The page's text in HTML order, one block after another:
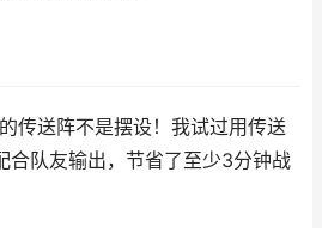
传送阵不是摆设！我试过用传送
合队友输出，节省了至少3分钟战